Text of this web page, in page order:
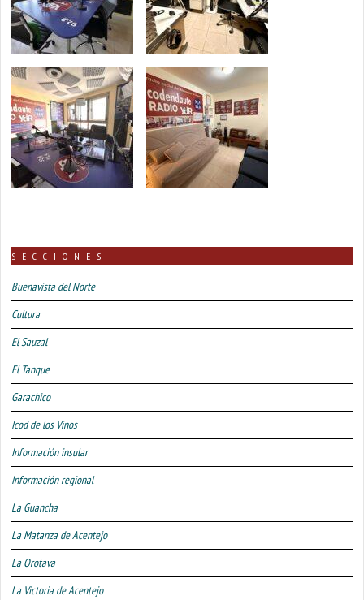
SECCIONES
Buenavista del Norte
Cultura
El Sauzal
El Tanque
Garachico
Icod de los Vinos
Información insular
Información regional
La Guancha
La Matanza de Acentejo
La Orotava
La Victoria de Acentejo